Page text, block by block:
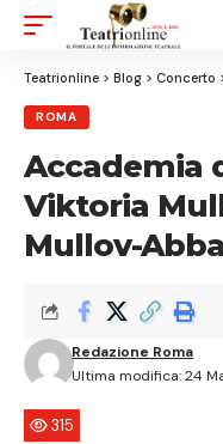
Teatrionline > Blog > Concerto
ROMA
Accademia
Viktoria
Mullov-
Ultima modifica: 24
Redazione Roma
315